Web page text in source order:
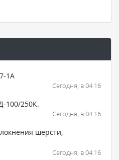
1А
Сегодня, в 04:16
100/250К.
Сегодня, в 04:16
шерсти,
Сегодня, в 04:16